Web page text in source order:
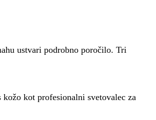
ustvari podrobno poročilo. Tri
kot profesionalni svetovalec za